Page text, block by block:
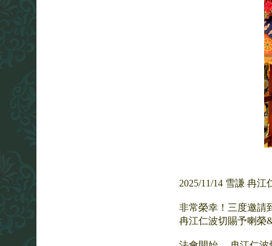
2025/11/14 雪謙 冉
非常榮幸！三度邀請
冉江仁波切賜予喇榮